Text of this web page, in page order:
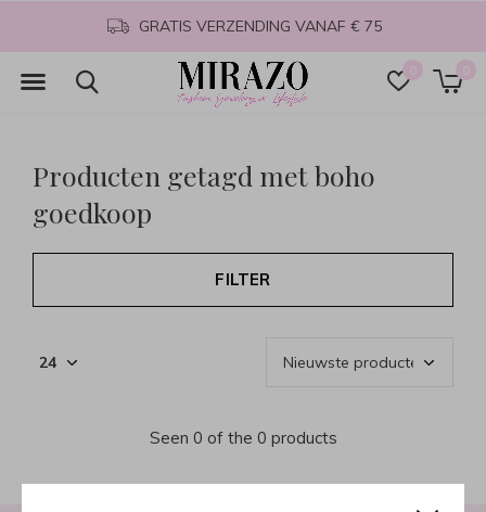
0 0
GRATIS VERZENDING VANAF € 75
Producten getagd met boho
goedkoop
FILTER
Seen 0 of the 0 products